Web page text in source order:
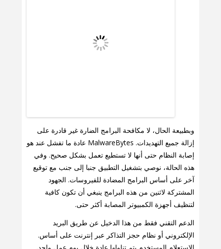
وبطبيعة الحال، لا مكافحة البرامج الضارة غير قادرة على
إزالة جميع التهديدات. MalwareBytes عادة ما تفشل عند هو
إصابة النظام حتى أنها لا تستطيع تعمل بشكل صحيح. وفي
هذه الحالة، نوصي بتشغيل التطبيق جنبا إلى جنب مع توقيع
آخر على أساس البرامج المضادة للفيروسات. الجهود
المشتركة لاثنين من هذه البرامج ينبغي أن تكون كافية
لتنظيف أجهزة الكمبيوتر المصابة أكثر حتى.
الدعم التقني فقط من هذا الدخيل عن طريق البريد
الإلكتروني أو نظام حجز التذاكر عبر إنترنت على أساس.